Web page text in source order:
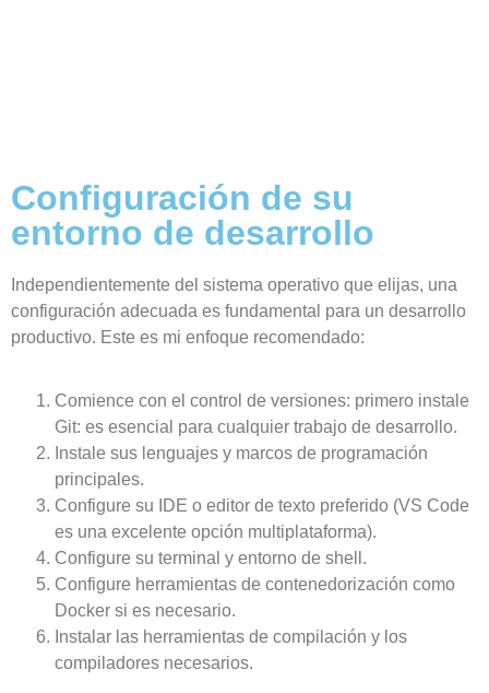
Configuración de su
entorno de desarrollo
Independientemente del sistema operativo que elijas, una
configuración adecuada es fundamental para un desarrollo
productivo. Este es mi enfoque recomendado:
Comience con el control de versiones: primero instale
Git: es esencial para cualquier trabajo de desarrollo.
Instale sus lenguajes y marcos de programación
principales.
Configure su IDE o editor de texto preferido (VS Code
es una excelente opción multiplataforma).
Configure su terminal y entorno de shell.
Configure herramientas de contenedorización como
Docker si es necesario.
Instalar las herramientas de compilación y los
compiladores necesarios.